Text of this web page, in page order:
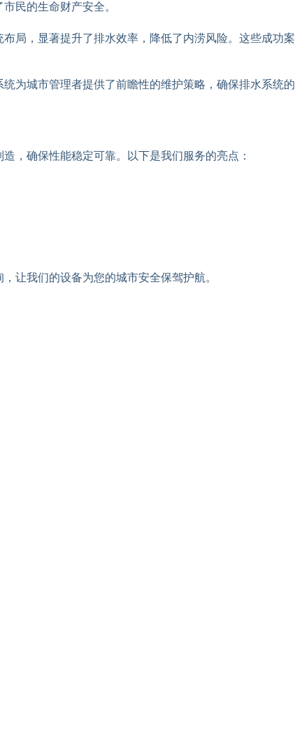
民的生命财产安全。
局，显著提升了排水效率，降低了内涝风险。这些成功案
为城市管理者提供了前瞻性的维护策略，确保排水系统的
，确保性能稳定可靠。以下是我们服务的亮点：
让我们的设备为您的城市安全保驾护航。